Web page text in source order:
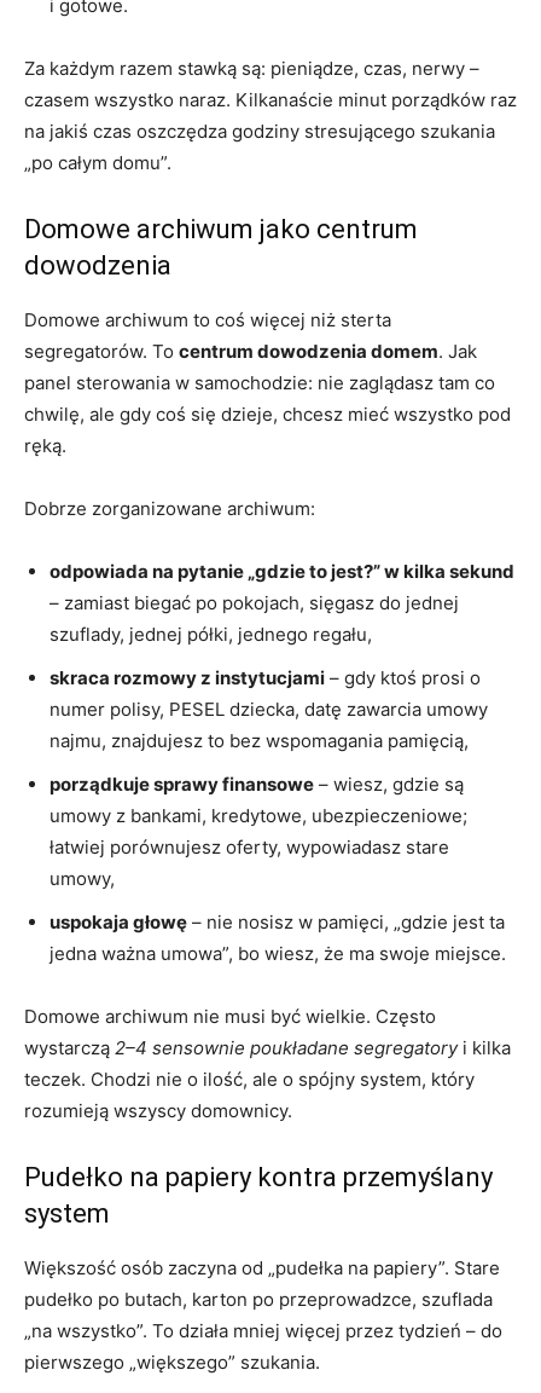
i gotowe.
Za każdym razem stawką są: pieniądze, czas, nerwy –
czasem wszystko naraz. Kilkanaście minut porządków raz
na jakiś czas oszczędza godziny stresującego szukania
„po całym domu”.
Domowe archiwum jako centrum
dowodzenia
Domowe archiwum to coś więcej niż sterta
segregatorów. To centrum dowodzenia domem. Jak
panel sterowania w samochodzie: nie zaglądasz tam co
chwilę, ale gdy coś się dzieje, chcesz mieć wszystko pod
ręką.
Dobrze zorganizowane archiwum:
odpowiada na pytanie „gdzie to jest?” w kilka sekund
– zamiast biegać po pokojach, sięgasz do jednej
szuflady, jednej półki, jednego regału,
skraca rozmowy z instytucjami – gdy ktoś prosi o
numer polisy, PESEL dziecka, datę zawarcia umowy
najmu, znajdujesz to bez wspomagania pamięcią,
porządkuje sprawy finansowe – wiesz, gdzie są
umowy z bankami, kredytowe, ubezpieczeniowe;
łatwiej porównujesz oferty, wypowiadasz stare
umowy,
uspokaja głowę – nie nosisz w pamięci, „gdzie jest ta
jedna ważna umowa”, bo wiesz, że ma swoje miejsce.
Domowe archiwum nie musi być wielkie. Często
wystarczą 2–4 sensownie poukładane segregatoryi kilka
teczek. Chodzi nie o ilość, ale o spójny system, który
rozumieją wszyscy domownicy.
Pudełko na papiery kontra przemyślany
system
Większość osób zaczyna od „pudełka na papiery”. Stare
pudełko po butach, karton po przeprowadzce, szuflada
„na wszystko”. To działa mniej więcej przez tydzień – do
pierwszego „większego” szukania.